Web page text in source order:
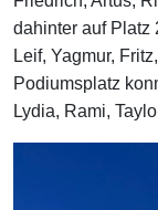
dahinter auf Platz
Leif, Yagmur,
Podiumsplatz
Lydia, Rami,